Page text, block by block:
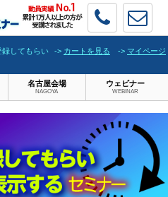
してもらい
-> カートを見る -> マイページ
名古屋会場
NAGOYA
ウェビナー
WEBINAR